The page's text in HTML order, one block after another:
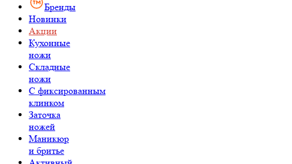
Бренды
Новинки
Акции
Кухонные
ножи
Складные
ножи
C фиксированным
клинком
Заточка
ножей
Маникюр
и бритье